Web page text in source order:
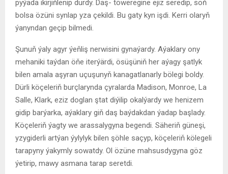
pyýada ikirjiňlenip durdy. Daş- töweregine ejiz seredip, soň
bolsa özüni synlap yza çekildi. Bu gaty kyn işdi. Kerri olaryň
ýanyndan geçip bilmedi.
Şunuň ýaly agyr ýeňliş nerwisini gynaýardy. Aýaklary ony
mehaniki taýdan öňe iterýärdi, ösüşüniň her aýagy şatlyk
bilen amala aşyran uçuşunyň kanagatlanarly bölegi boldy.
Dürli köçeleriň burçlarynda çyralarda Madison, Monroe, La
Salle, Klark, eziz doglan ştat diýilip okalýardy we henizem
gidip barýarka, aýaklary giň daş baýdakdan ýadap başlady.
Köçeleriň ýagty we arassalygyna begendi. Säheriň güneşi,
yzygiderli artýan ýylylyk bilen şöhle saçyp, köçeleriň kölegeli
tarapyny ýakymly sowatdy. Ol özüne mahsusdygyna göz
ýetirip, mawy asmana tarap seretdi.